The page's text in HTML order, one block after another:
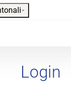
Login